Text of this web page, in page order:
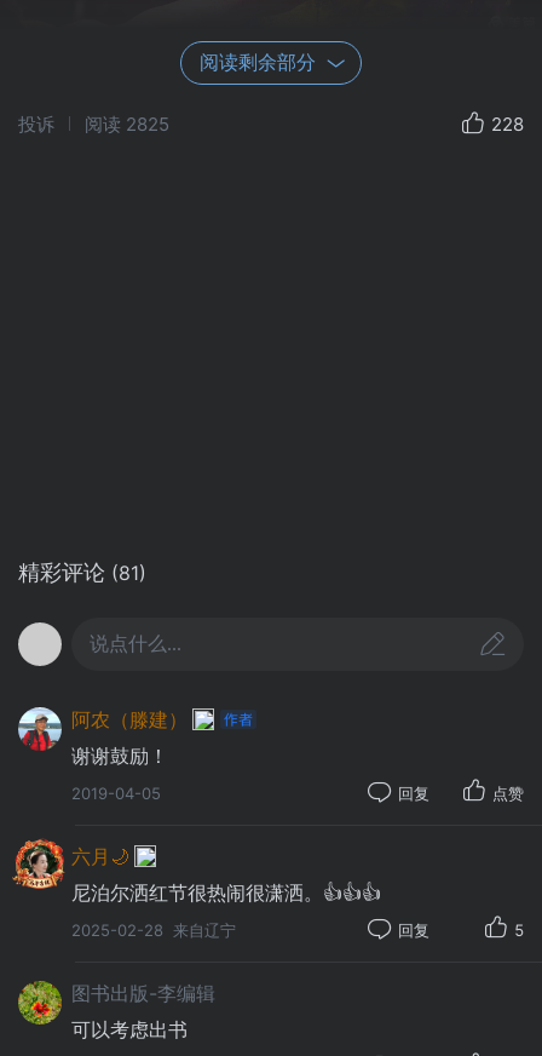
阅读剩余部分
投诉 阅读 2825 228
精彩评论 (81)
说点什么...
阿农（滕建）
谢谢鼓励！
2019-04-05 回复 点赞
六月🌙
尼泊尔洒红节很热闹很潇洒。👍👍👍
2025-02-28 来自辽宁 回复 5
图书出版-李编辑
可以考虑出书